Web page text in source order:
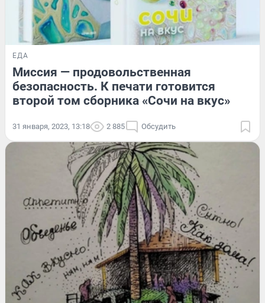
ЕДА
Миссия — продовольственная
безопасность. К печати готовится
второй том сборника «Сочи на вкус»
31 января, 2023, 13:18 2 885 Обсудить